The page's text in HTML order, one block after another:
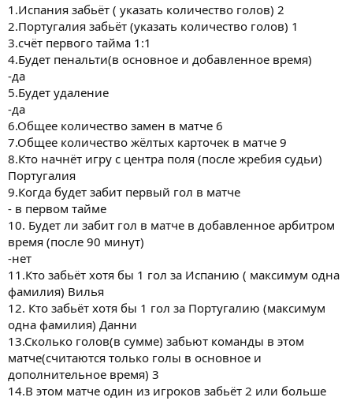
1.Испания забьёт ( указать количество голов) 2
2.Португалия забьёт (указать количество голов) 1
3.счёт первого тайма 1:1
4.Будет пенальти(в основное и добавленное время)
-да
5.Будет удаление
-да
6.Общее количество замен в матче 6
7.Общее количество жёлтых карточек в матче 9
8.Кто начнёт игру с центра поля (после жребия судьи)
Португалия
9.Когда будет забит первый гол в матче
- в первом тайме
10. Будет ли забит гол в матче в добавленное арбитром
время (после 90 минут)
-нет
11.Кто забьёт хотя бы 1 гол за Испанию ( максимум одна
фамилия) Вилья
12. Кто забьёт хотя бы 1 гол за Португалию (максимум
одна фамилия) Данни
13.Сколько голов(в сумме) забьют команды в этом
матче(считаются только голы в основное и
дополнительное время) 3
14.В этом матче один из игроков забьёт 2 или больше